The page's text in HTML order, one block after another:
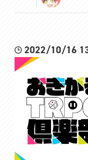
2022/10/16